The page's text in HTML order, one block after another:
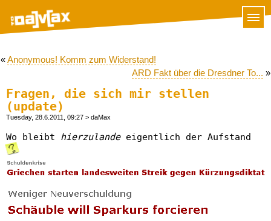
«Anonymous! Komm zum Widerstand!
ARD Fakt über die Dresdner To... »
Fragen, die sich mir stellen
(update)
Tuesday, 28.6.2011, 09:27 > daMax
Wo bleibt hierzulandeeigentlich der Aufstand